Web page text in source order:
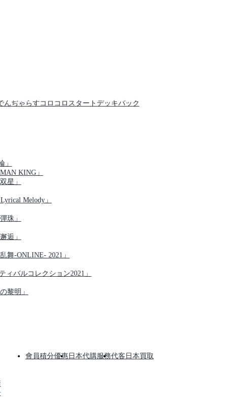
ぢゃらすコロコロスタートデッキパック
」
KING」
星」
Melody」
珠」
逅」
舞-ONLINE- 2021」
ィバルコレクション2021」
黎明」
會員積分優惠日本代購服務代客日本買取